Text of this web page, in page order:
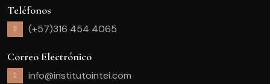
Teléfonos
(+57)316 454 4065
Correo Electrónico
info@institutointei.com